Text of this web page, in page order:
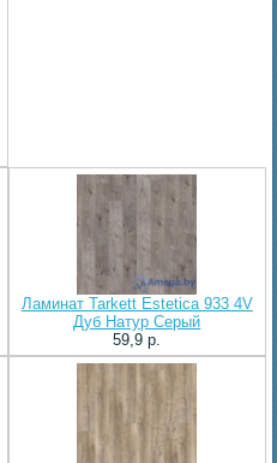
Ламинат Tarkett Estetica 933 4V
Дуб Натур Серый
59,9 p.